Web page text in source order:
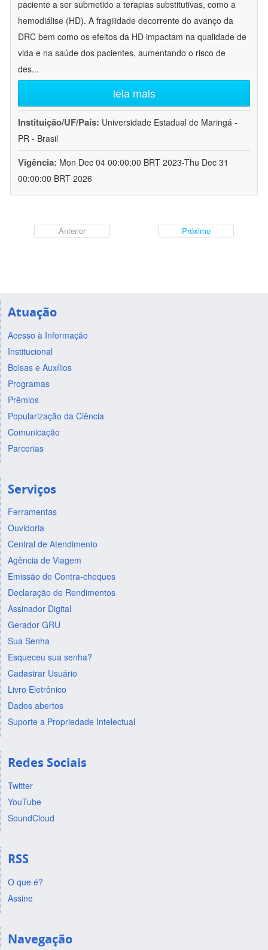
paciente a ser submetido a terapias substitutivas, como a
hemodiálise (HD). A fragilidade decorrente do avanço da
DRC bem como os efeitos da HD impactam na qualidade de
vida e na saúde dos pacientes, aumentando o risco de
des...
leia mais
Instituição/UF/País: Universidade Estadual de Maringá -
PR - Brasil
Vigência: Mon Dec 04 00:00:00 BRT 2023-Thu Dec 31
00:00:00 BRT 2026
Anterior Próximo
Atuação
Acesso à Informação
Institucional
Bolsas e Auxílios
Programas
Prêmios
Popularização da Ciência
Comunicação
Parcerias
Serviços
Ferramentas
Ouvidoria
Central de Atendimento
Agência de Viagem
Emissão de Contra-cheques
Declaração de Rendimentos
Assinador Digital
Gerador GRU
Sua Senha
Esqueceu sua senha?
Cadastrar Usuário
Livro Eletrônico
Dados abertos
Suporte a Propriedade Intelectual
Redes Sociais
Twitter
YouTube
SoundCloud
RSS
O que é?
Assine
Navegação